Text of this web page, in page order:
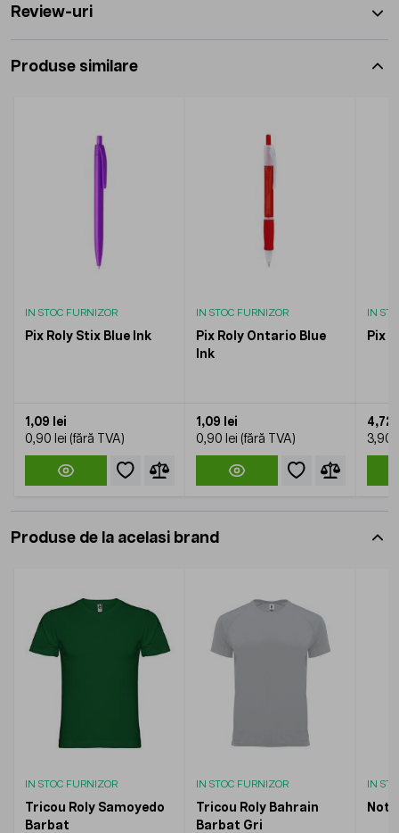
Review-uri
Produse similare
IN STOC FURNIZOR
Pix Roly Stix Blue Ink
1,09 lei
0,90 lei
IN STOC FURNIZOR
Pix Roly Ontario Blue
Ink
1,09 lei
0,90 lei
IN
Pix
4,72
3,90
Produse de la acelasi brand
IN STOC FURNIZOR
Tricou Roly Samoyedo
Barbat
IN STOC FURNIZOR
Tricou Roly Bahrain
Barbat Gri
IN